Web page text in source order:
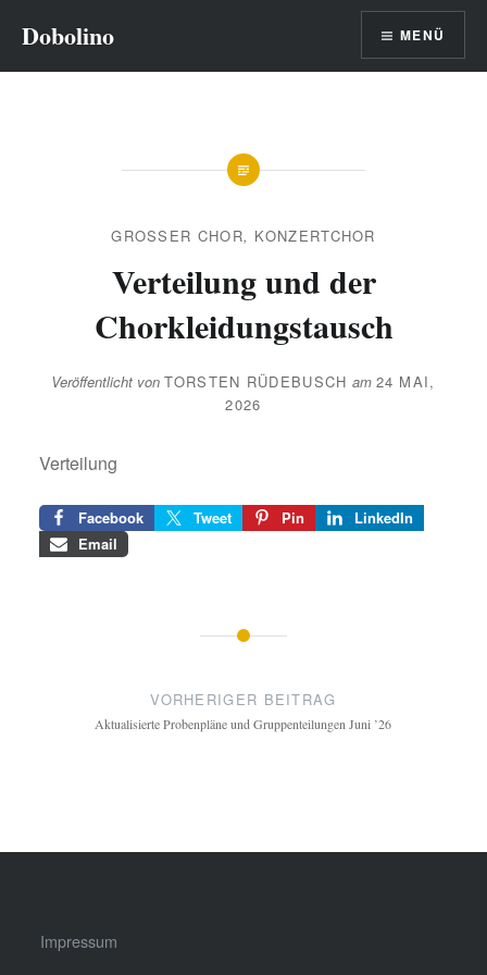
zum
Inhalt
Dobolino MENÜ
GROSSER CHOR , KONZERTCHOR
Verteilung und der
Chorkleidungstausch
Veröffentlicht vonTORSTEN RÜDEBUSCH am 24 MAI,
2026
Verteilung
Facebook Tweet Pin
LinkedIn
Email
VORHERIGER BEITRAG
Aktualisierte Probenpläne und Gruppenteilungen Juni ’26
Impressum